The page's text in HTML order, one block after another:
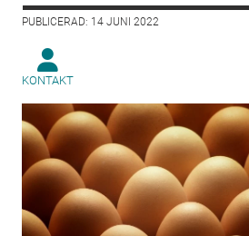
PUBLICERAD: 14 JUNI 2022
KONTAKT